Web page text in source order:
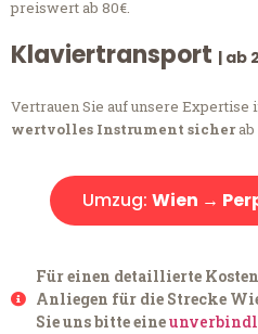
preiswert ab 80€.
Klaviertransport | ab
Vertrauen Sie auf unsere Expertise
wertvolles Instrument sicherab
Umzug: Wien →
Für einen detaillierte
Anliegen für die Strecke
Sie uns bitte eine